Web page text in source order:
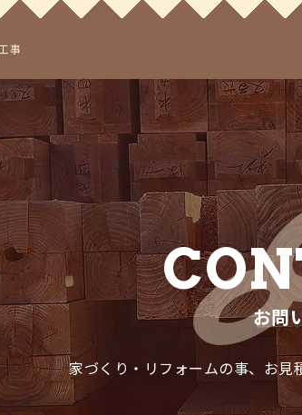
事
お問
家づくり・リフォームの事、 お見